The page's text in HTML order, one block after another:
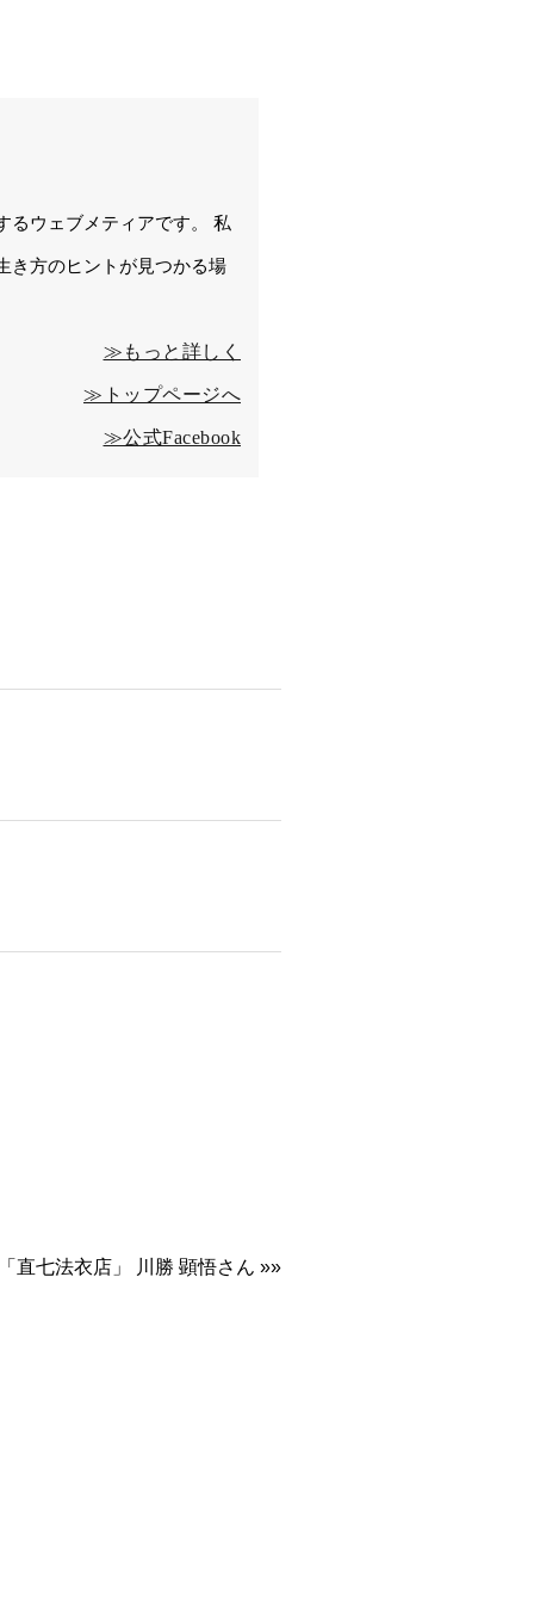
るウェブメティアです。 私
き方のヒントが見つかる場
≫もっと詳しく
≫トップページへ
≫公式Facebook
直七法衣店」 川勝 顕悟さん »»